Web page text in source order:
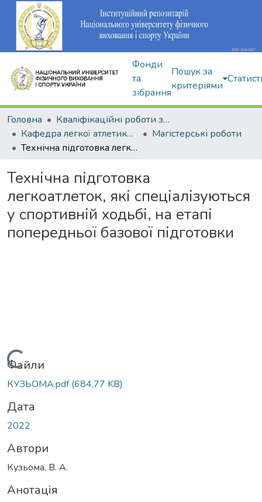
Фонди
та
зібрання
Пошук за
критеріями
Головна
Кваліфікаційні роботи здобувачів вищої освіти
Кафедра легкої атлетики, зимових видів та велосипедного спорту
Магістерські роботи
Технічна підготовка легкоатлеток, які спеціалізуються у спортивній ходьбі, на етапі попередньої базової підготовки
Технічна підготовка
легкоатлеток, які спеціалізуються
у спортивній ходьбі, на етапі
попередньої базової підготовки
Файли
КУЗЬОМА.pdf(684,77 KB)
Дата
2022
Автори
Кузьома, В. А.
Анотація